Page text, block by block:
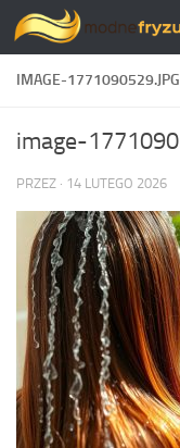
Skip to content
IMAGE-1771090529.JPG
image-
PRZEZ · 14 LUTEGO 2026